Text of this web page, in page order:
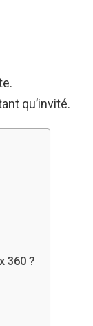
qu’invité.
360 ?